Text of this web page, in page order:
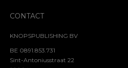
CONTACT
KNOPSPUBLISHING BV
BE 0891.853.731
Sint-Antoniusstraat 22